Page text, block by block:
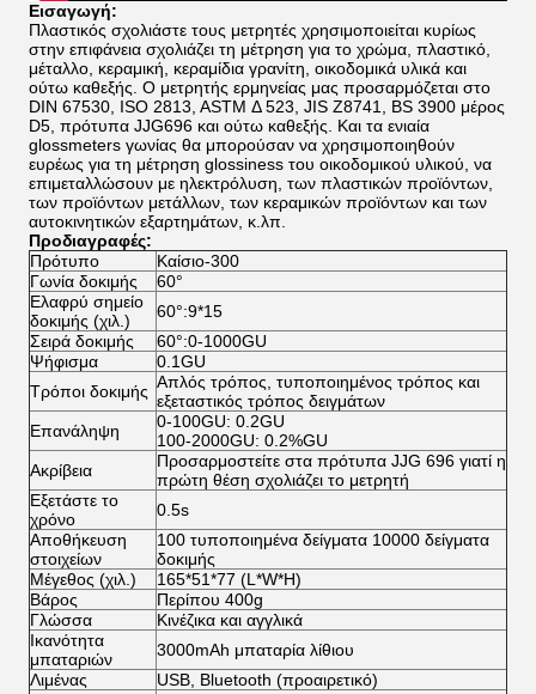
Εισαγωγή:
Πλαστικός σχολιάστε τους μετρητές χρησιμοποιείται κυρίως
στην επιφάνεια σχολιάζει τη μέτρηση για το χρώμα, πλαστικό,
μέταλλο, κεραμική, κεραμίδια γρανίτη, οικοδομικά υλικά και
ούτω καθεξής. Ο μετρητής ερμηνείας μας προσαρμόζεται στο
DIN 67530, ISO 2813, ASTM Δ 523, JIS Z8741, BS 3900 μέρος
D5, πρότυπα JJG696 και ούτω καθεξής. Και τα ενιαία
glossmeters γωνίας θα μπορούσαν να χρησιμοποιηθούν
ευρέως για τη μέτρηση glossiness του οικοδομικού υλικού, να
επιμεταλλώσουν με ηλεκτρόλυση, των πλαστικών προϊόντων,
των προϊόντων μετάλλων, των κεραμικών προϊόντων και των
αυτοκινητικών εξαρτημάτων, κ.λπ.
Προδιαγραφές:
Πρότυπο
Καίσιο-300
Γωνία δοκιμής
60°
Ελαφρύ σημείο
δοκιμής (χιλ.)
60°:9*15
Σειρά δοκιμής
60°:0-1000GU
Ψήφισμα
0.1GU
Τρόποι δοκιμής Απλός τρόπος, τυποποιημένος τρόπος και
εξεταστικός τρόπος δειγμάτων
Επανάληψη
0-100GU: 0.2GU
100-2000GU: 0.2%GU
Ακρίβεια
Προσαρμοστείτε στα πρότυπα JJG 696 γιατί η
πρώτη θέση σχολιάζει το μετρητή
Εξετάστε το
χρόνο
0.5s
Αποθήκευση
στοιχείων
100 τυποποιημένα δείγματα 10000 δείγματα
δοκιμής
Μέγεθος (χιλ.)
165*51*77 (L*W*H)
Βάρος
Περίπου 400g
Γλώσσα
Κινέζικα και αγγλικά
Ικανότητα
μπαταριών
3000mAh μπαταρία λίθιου
Λιμένας
USB, Bluetooth (προαιρετικό)